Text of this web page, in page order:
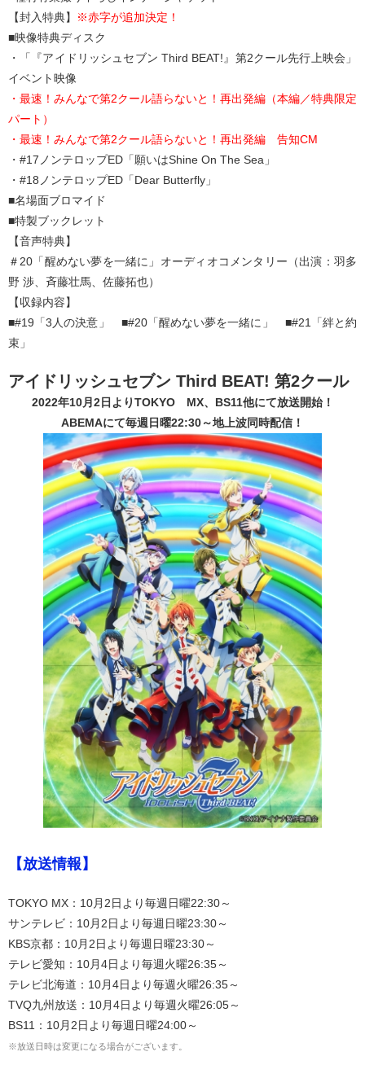
【封入特典】
※赤字が追加決定！
■映像特典ディスク
・「『アイドリッシュセブン Third BEAT!』第2クール先行上映会」
イベント映像
・最速！みんなで第2クール語らないと！再出発編（本編／特典限定
パート）
・最速！みんなで第2クール語らないと！再出発編 告知CM
・#17ノンテロップED「願いはShine On The Sea」
・#18ノンテロップED「Dear Butterfly」
■名場面ブロマイド
■特製ブックレット
【音声特典】
＃20「醒めない夢を一緒に」オーディオコメンタリー（出演：羽多
野 渉、斉藤壮馬、佐藤拓也）
【収録内容】
■#19「3人の決意」 ■#20「醒めない夢を一緒に」 ■#21「絆と約
束」
アイドリッシュセブン Third BEAT! 第2クール
2022年10月2日よりTOKYO MX、BS11他にて放送開始！
ABEMAにて毎週日曜22:30～地上波同時配信！
【放送情報】
TOKYO MX：10月2日より毎週日曜22:30～
サンテレビ：10月2日より毎週日曜23:30～
KBS京都：10月2日より毎週日曜23:30～
テレビ愛知：10月4日より毎週火曜26:35～
テレビ北海道：10月4日より毎週火曜26:35～
TVQ九州放送：10月4日より毎週火曜26:05～
BS11：10月2日より毎週日曜24:00～
※放送日時は変更になる場合がございます。